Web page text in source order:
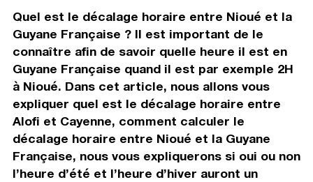
Quel est le décalage horaire entre Nioué et la
Guyane Française ? Il est important de le
connaître afin de savoir quelle heure il est en
Guyane Française quand il est par exemple 2H
à Nioué. Dans cet article, nous allons vous
expliquer quel est le décalage horaire entre
Alofi et Cayenne, comment calculer le
décalage horaire entre Nioué et la Guyane
Française, nous vous expliquerons si oui ou non
l’heure d’été et l’heure d’hiver auront un